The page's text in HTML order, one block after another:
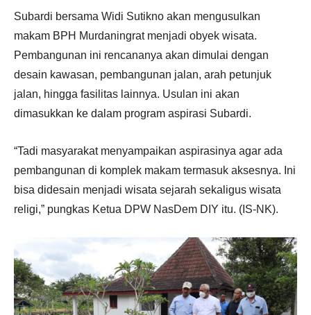
Subardi bersama Widi Sutikno akan mengusulkan
makam BPH Murdaningrat menjadi obyek wisata.
Pembangunan ini rencananya akan dimulai dengan
desain kawasan, pembangunan jalan, arah petunjuk
jalan, hingga fasilitas lainnya. Usulan ini akan
dimasukkan ke dalam program aspirasi Subardi.
“Tadi masyarakat menyampaikan aspirasinya agar ada
pembangunan di komplek makam termasuk aksesnya. Ini
bisa didesain menjadi wisata sejarah sekaligus wisata
religi,” pungkas Ketua DPW NasDem DIY itu. (IS-NK).